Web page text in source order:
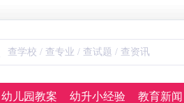
幼儿园教案 幼升小经验 教育新闻